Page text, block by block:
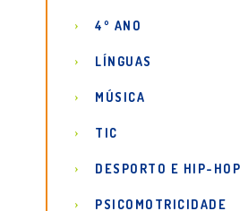
4º ANO
LÍNGUAS
MÚSICA
TIC
DESPORTO E HIP-HOP
PSICOMOTRICIDADE